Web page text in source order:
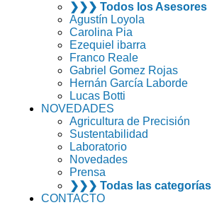
❯❯❯ Todos los Asesores
Agustín Loyola
Carolina Pia
Ezequiel ibarra
Franco Reale
Gabriel Gomez Rojas
Hernán García Laborde
Lucas Botti
NOVEDADES
Agricultura de Precisión
Sustentabilidad
Laboratorio
Novedades
Prensa
❯❯❯ Todas las categorías
CONTACTO